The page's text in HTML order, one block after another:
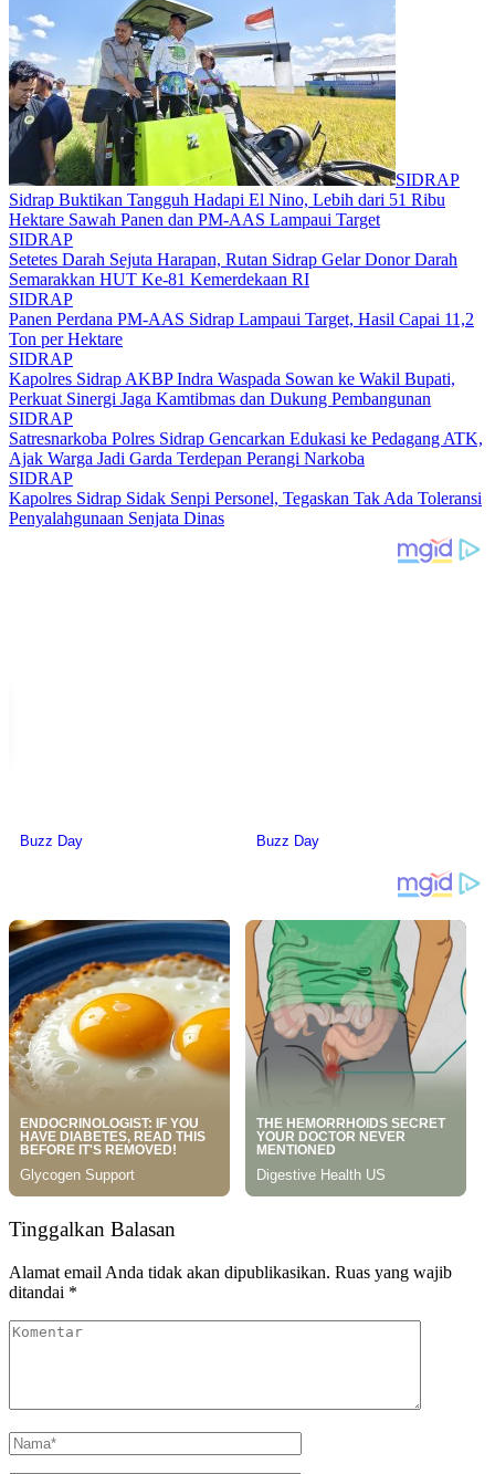
SIDRAP
Sidrap Buktikan Tangguh Hadapi El Nino, Lebih dari 51 Ribu
Hektare Sawah Panen dan PM-AAS Lampaui Target
SIDRAP
Setetes Darah Sejuta Harapan, Rutan Sidrap Gelar Donor Darah
Semarakkan HUT Ke-81 Kemerdekaan RI
SIDRAP
Panen Perdana PM-AAS Sidrap Lampaui Target, Hasil Capai 11,2
Ton per Hektare
SIDRAP
Kapolres Sidrap AKBP Indra Waspada Sowan ke Wakil Bupati,
Perkuat Sinergi Jaga Kamtibmas dan Dukung Pembangunan
SIDRAP
Satresnarkoba Polres Sidrap Gencarkan Edukasi ke Pedagang ATK,
Ajak Warga Jadi Garda Terdepan Perangi Narkoba
SIDRAP
Kapolres Sidrap Sidak Senpi Personel, Tegaskan Tak Ada Toleransi
Penyalahgunaan Senjata Dinas
Tinggalkan Balasan
Alamat email Anda tidak akan dipublikasikan. Ruas yang wajib
ditandai *